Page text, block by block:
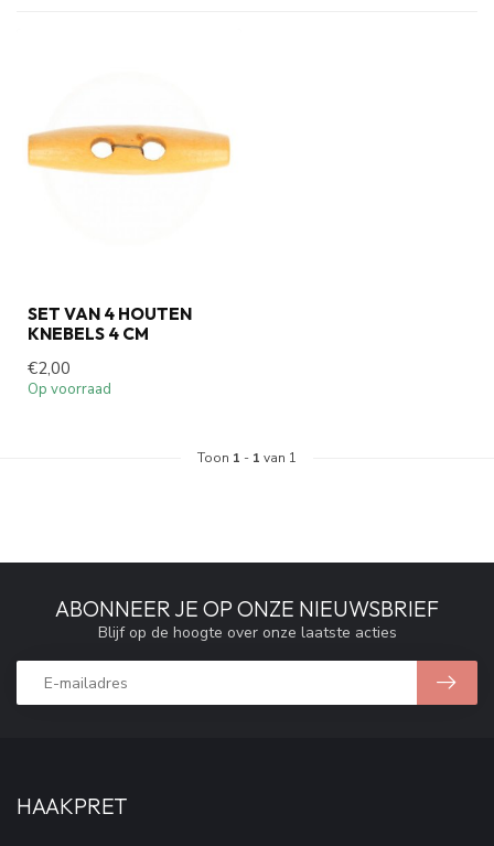
SET VAN 4 HOUTEN
KNEBELS 4 CM
€2,00
Op voorraad
Toon 1 - 1 van 1
ABONNEER JE OP ONZE NIEUWSBRIEF
Blijf op de hoogte over onze laatste acties
HAAKPRET